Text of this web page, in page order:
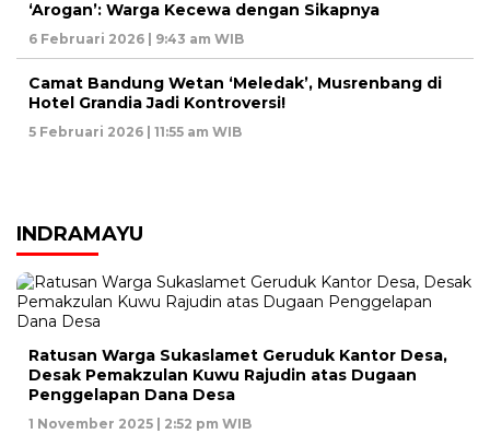
‘Arogan’: Warga Kecewa dengan Sikapnya
6 Februari 2026 | 9:43 am WIB
Camat Bandung Wetan ‘Meledak’, Musrenbang di
Hotel Grandia Jadi Kontroversi!
5 Februari 2026 | 11:55 am WIB
INDRAMAYU
Ratusan Warga Sukaslamet Geruduk Kantor Desa,
Desak Pemakzulan Kuwu Rajudin atas Dugaan
Penggelapan Dana Desa
1 November 2025 | 2:52 pm WIB